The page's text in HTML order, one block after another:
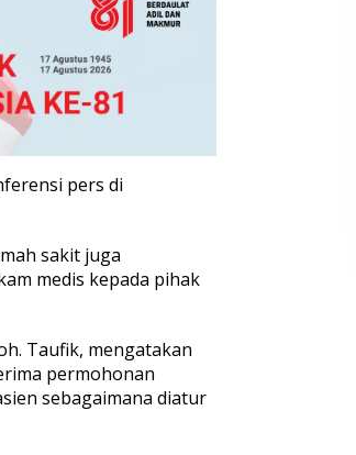
pers di
sakit juga
medis kepada pihak
Taufik, mengatakan
permohonan
sebagaimana diatur